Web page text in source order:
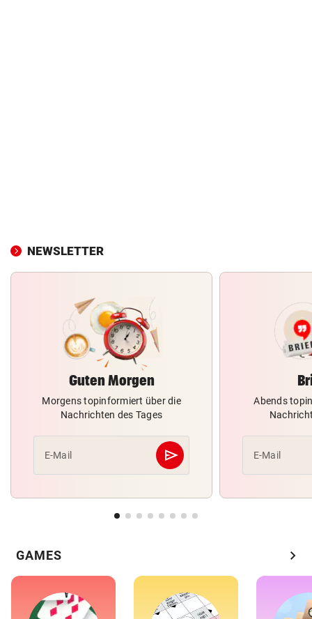
NEWSLETTER
Guten Morgen
Morgens topinformiert über die
Nachrichten des Tages
E-Mail send
Abschicken
Abends
E-Mail
GAMES chevron_right